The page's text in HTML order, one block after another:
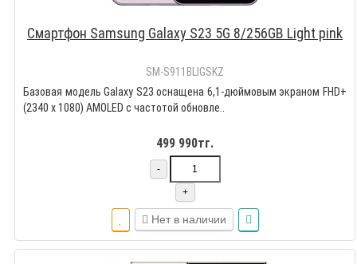
Смартфон Samsung Galaxy S23 5G 8/256GB Light pink
SM-S911BLIGSKZ
Базовая модель Galaxy S23 оснащена 6,1-дюймовым экраном FHD+
(2340 x 1080) AMOLED с частотой обновле..
499 990тг.
-
+
Нет в наличии